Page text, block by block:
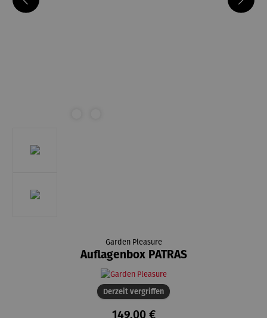
Garden Pleasure
Auflagenbox PATRAS
Derzeit vergriffen
149,00 €